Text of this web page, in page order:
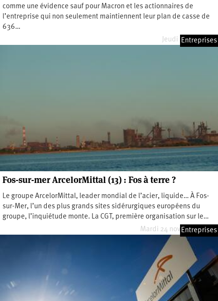
comme une évidence sauf pour Macron et les actionnaires de
l’entreprise qui non seulement maintiennent leur plan de casse de
636…
Jeudi 22 mai 2025
Entreprises
Fos-sur-mer ArcelorMittal (13) : Fos à terre ?
Le groupe ArcelorMittal, leader mondial de l’acier, liquide… À Fos-
sur-Mer, l’un des plus grands sites sidérurgiques européens du
groupe, l’inquiétude monte. La CGT, première organisation sur le…
Mardi 24 novembre 2015
Entreprises